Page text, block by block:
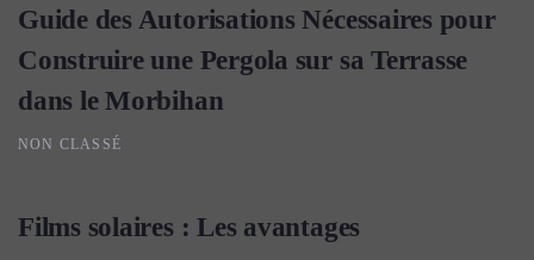
Guide des Autorisations Nécessaires pour
Construire une Pergola sur sa Terrasse
dans le Morbihan
NON CLASSÉ
Films solaires : Les avantages